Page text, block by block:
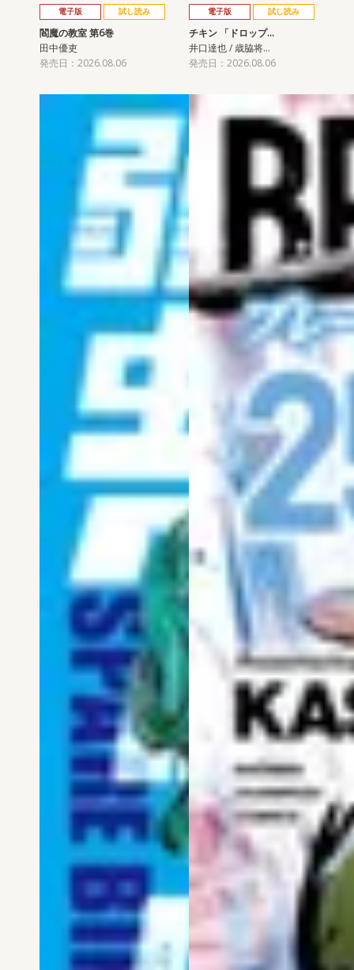
電子版 試し読み
閻魔の教室 第6巻
田中優吏
発売日：2026.08.06
電子版 試し読み
チキン 「ドロップ…
井口達也 / 歳脇将…
発売日：2026.08.06